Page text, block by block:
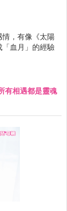
情，有像《太陽
血月」的經驗
有相遇都是靈魂